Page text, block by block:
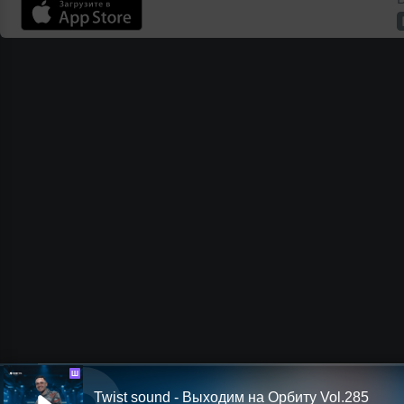
Ш
Twist sound - Выходим на Орбиту Vol.285